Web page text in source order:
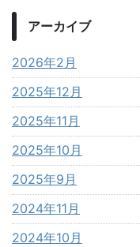
アーカイブ
2026年2月
2025年12月
2025年11月
2025年10月
2025年9月
2024年11月
2024年10月